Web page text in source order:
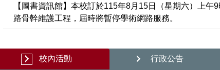
【圖書資訊館】本校訂於115年8月15日（星期六）上午
路骨幹維護工程，屆時將暫停學術網路服務。
校內活動 行政公告